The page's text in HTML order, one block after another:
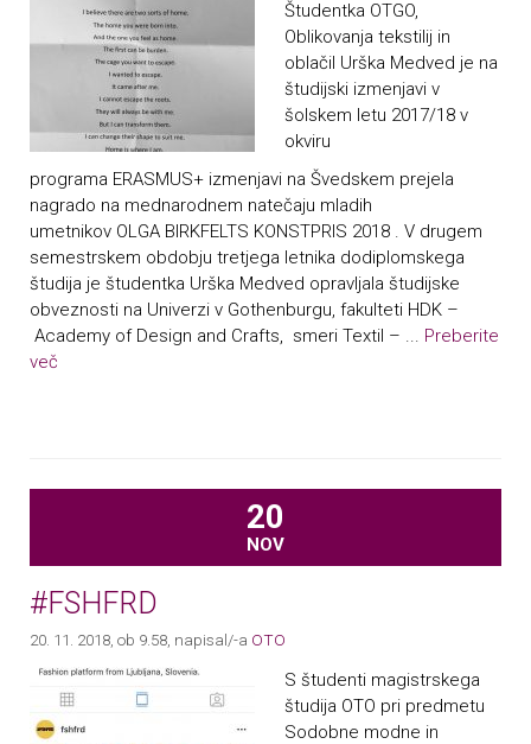
Študentka OTGO,
Oblikovanja tekstilij in
oblačil Urška Medved je na
študijski izmenjavi v
šolskem letu 2017/18 v
okviru
programa ERASMUS+ izmenjavi na Švedskem prejela
nagrado na mednarodnem natečaju mladih
umetnikov OLGA BIRKFELTS KONSTPRIS 2018 . V drugem
semestrskem obdobju tretjega letnika dodiplomskega
študija je študentka Urška Medved opravljala študijske
obveznosti na Univerzi v Gothenburgu, fakulteti HDK –
Academy of Design and Crafts, smeri Textil – ... Preberite
več
20
NOV
#FSHFRD
20. 11. 2018, ob 9.58 , napisal/-a OTO
S študenti magistrskega
študija OTO pri predmetu
Sodobne modne in